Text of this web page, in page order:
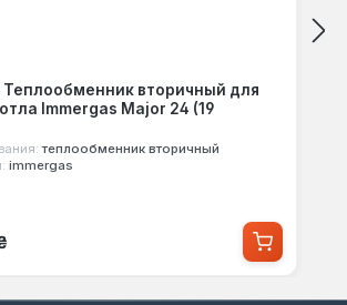
Теплообменник вторичный для
Immergas Major 24 (19
теплообменник вторичный
immergas